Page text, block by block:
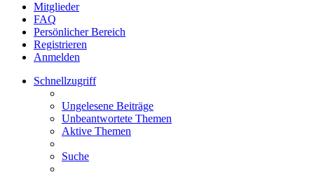
Mitglieder
FAQ
Persönlicher Bereich
Registrieren
Anmelden
Schnellzugriff
Ungelesene Beiträge
Unbeantwortete Themen
Aktive Themen
Suche